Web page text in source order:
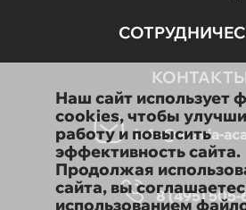
info@aravia-
8 (495) 505-
Наш сайт использует
cookies, чтобы
работу и повысить
эффективность сайта.
Продолжая
сайта, вы
использованием